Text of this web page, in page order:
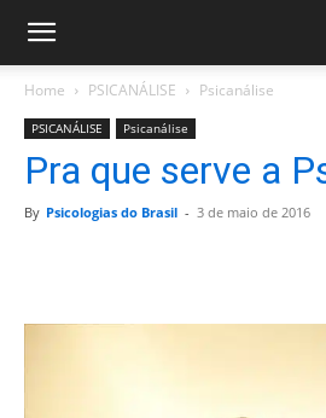
Home PSICANÁLISE Psicanálise
PSICANÁLISE Psicanálise
Pra que serve a
By Psicologias do Brasil - 3 de maio de 2016